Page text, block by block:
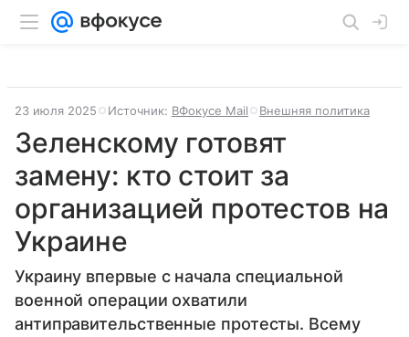
23 июля 2025 Источник: ВФокусе Mail Внешняя политика
Зеленскому готовят
замену: кто стоит за
организацией протестов на
Украине
Украину впервые с начала специальной
военной операции охватили
антиправительственные протесты. Всему